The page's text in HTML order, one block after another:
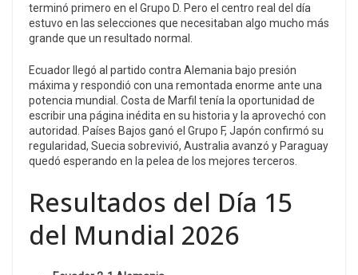
terminó primero en el Grupo D. Pero el centro real del día
estuvo en las selecciones que necesitaban algo mucho más
grande que un resultado normal.
Ecuador llegó al partido contra Alemania bajo presión
máxima y respondió con una remontada enorme ante una
potencia mundial. Costa de Marfil tenía la oportunidad de
escribir una página inédita en su historia y la aprovechó con
autoridad. Países Bajos ganó el Grupo F, Japón confirmó su
regularidad, Suecia sobrevivió, Australia avanzó y Paraguay
quedó esperando en la pelea de los mejores terceros.
Resultados del Día 15
del Mundial 2026